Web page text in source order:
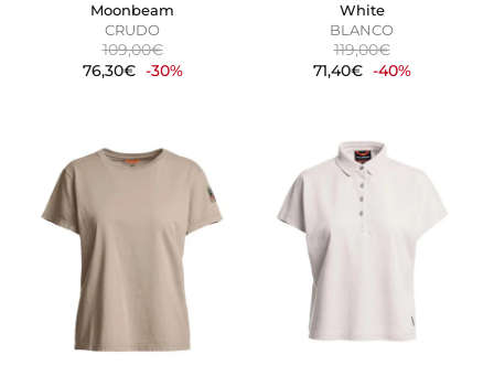
Moonbeam
CRUDO
109,00€
76,30€ -30%
White
BLANCO
119,00€
71,40€ -40%